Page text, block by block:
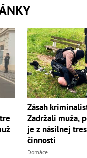
Zásah
Zadržali muža,
je z násilnej
činnosti
Domáce